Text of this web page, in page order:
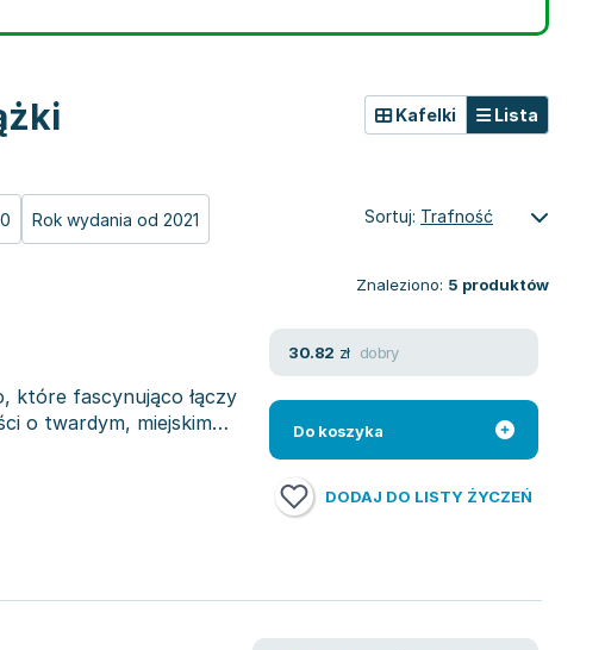
Rok wydania od 2021
Kafelki Lista
Sortuj: Trafność
Znaleziono: 5 produktów
które fascynująco łączy
o twardym, miejskim
30.82 zł dobry
Do koszyka
DODAJ DO LISTY ŻYCZEŃ